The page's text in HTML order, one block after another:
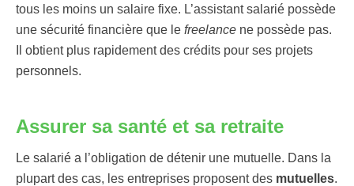
tous les moins un salaire fixe. L’assistant salarié possède
une sécurité financière que le freelance ne possède pas.
Il obtient plus rapidement des crédits pour ses projets
personnels.
Assurer sa santé et sa retraite
Le salarié a l’obligation de détenir une mutuelle. Dans la
plupart des cas, les entreprises proposent des mutuelles.